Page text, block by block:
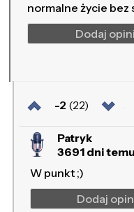
normalne życie bez
Dodaj
-2 (22)
Patryk
3691 dni temu
W punkt ;)
Dodaj